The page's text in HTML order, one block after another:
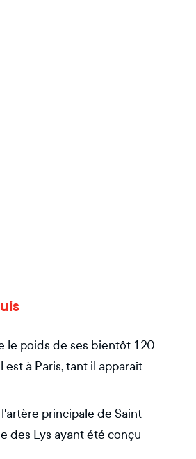
le poids de ses bientôt 120
à Paris, tant il apparaît
principale de Saint-
des Lys ayant été conçu